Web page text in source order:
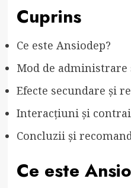
Cuprins
Ce este Ansiodep?
Mod de administrare
Efecte secundare și
Interacțiuni și
Concluzii și
Ce este